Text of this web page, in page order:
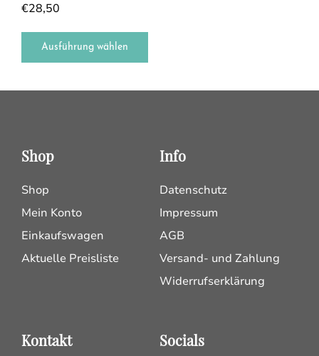
€28,50
Ausführung wählen
Shop
Shop
Mein Konto
Einkaufswagen
Aktuelle Preisliste
Info
Datenschutz
Impressum
AGB
Versand- und Zahlung
Widerrufserklärung
Kontakt Socials